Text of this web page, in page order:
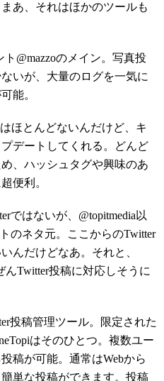
あ、それはほかのツールも
ト@mazzoのメイン。写真投
いが、大量のログを一気に
能。
ほとんどないんだけど、キ
デートしてくれる。どんど
、ハッシュタグや興味のあ
便利。
ではないが、@topitmedia以
のネタ元。ここからのTwitter
んだけどなあ。それと、
んTwitter投稿に対応しそうに
投稿管理ツール。限定された
はそのひとつ。複数ユー
稿が可能。通常はWebから
単な投稿ができます。投稿